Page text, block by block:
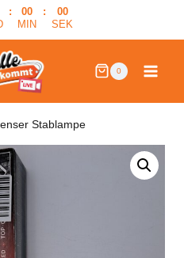
:
00
MIN
:
00
SEK
0
Stablampe